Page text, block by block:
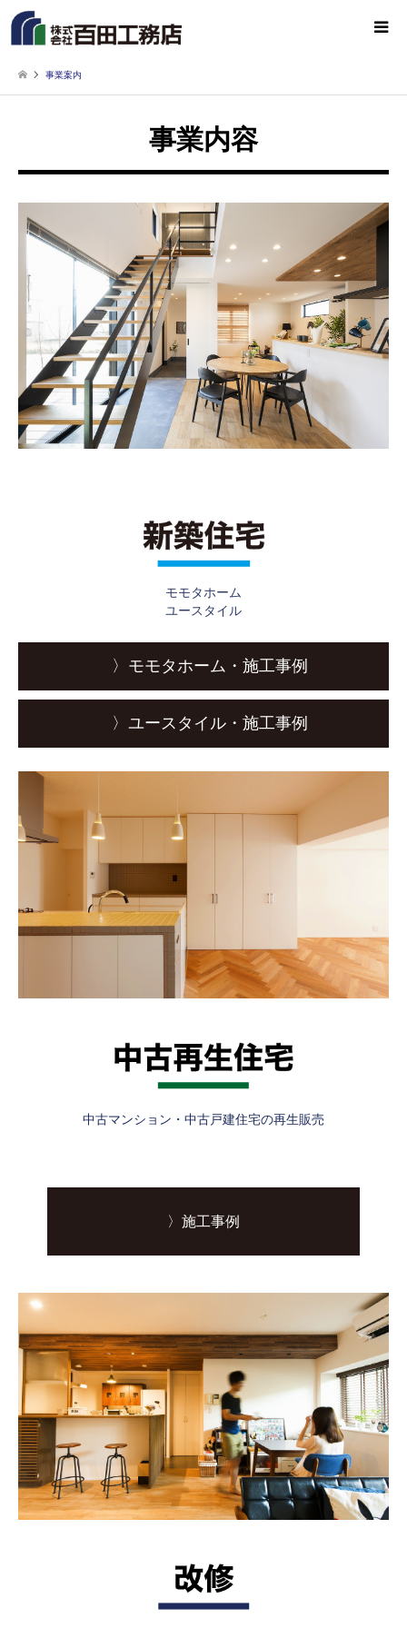
事業案内
事業内容
モモタホーム
ユースタイル
〉モモタホーム・施工事例
〉ユースタイル・施工事例
中古マンション・中古戸建住宅の再生販売
〉施工事例